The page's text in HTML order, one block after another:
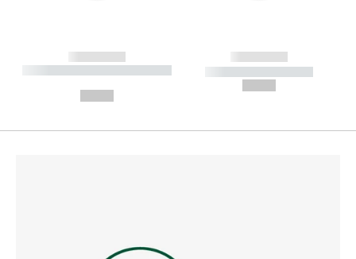
------------
----------- ----------- --------
------------
----------- -----------